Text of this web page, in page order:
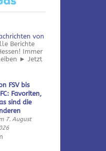
von
Berichte
Immer
► Jetzt
FSV bis
Favoriten,
sind die
7. August